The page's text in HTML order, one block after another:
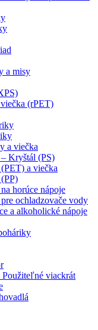
a misy
(rPET)
a viečka
Kryštál (PS)
a viečka
horúce nápoje
ochladzovače vody
a alkoholické nápoje
viackrát